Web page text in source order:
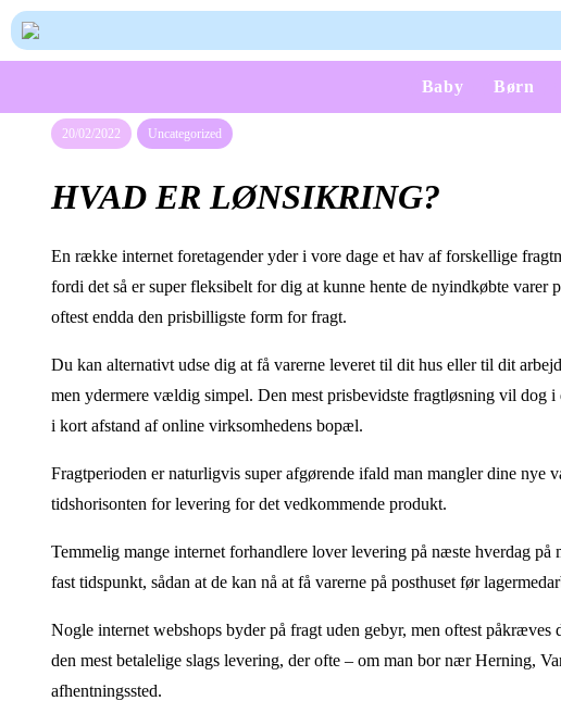
Baby Børn
20/02/2022 Uncategorized
HVAD ER LØNSIKRING?
En række internet foretagender yder i vore dage et hav af forskellige
fordi det så er super fleksibelt for dig at kunne hente de nyindkøbte
oftest endda den prisbilligste form for fragt.
Du kan alternativt udse dig at få varerne leveret til dit hus eller til dit
men ydermere vældig simpel. Den mest prisbevidste fragtløsning vil
i kort afstand af online virksomhedens bopæl.
Fragtperioden er naturligvis super afgørende ifald man mangler dine nye
tidshorisonten for levering for det vedkommende produkt.
Temmelig mange internet forhandlere lover levering på næste hverdag
fast tidspunkt, sådan at de kan nå at få varerne på posthuset før
Nogle internet webshops byder på fragt uden gebyr, men oftest
den mest betalelige slags levering, der ofte – om man bor nær Herning,
afhentningssted.